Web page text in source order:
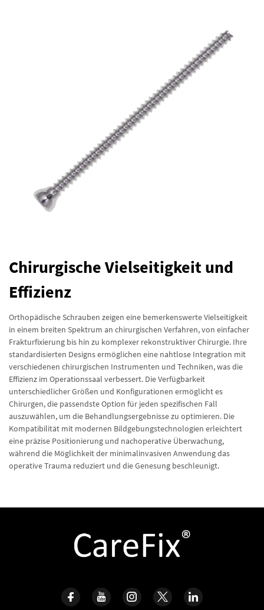
Chirurgische Vielseitigkeit und
Effizienz
Orthopädische Schrauben zeigen eine bemerkenswerte Vielseitigkeit
in einem breiten Spektrum an chirurgischen Verfahren, von einfacher
Frakturfixierung bis hin zu komplexer rekonstruktiver Chirurgie. Ihre
standardisierten Designs ermöglichen eine nahtlose Integration mit
verschiedenen chirurgischen Instrumenten und Techniken, was die
Effizienz im Operationssaal verbessert. Die Verfügbarkeit
unterschiedlicher Größen und Konfigurationen ermöglicht es
Chirurgen, die passendste Option für jeden spezifischen Fall
auszuwählen, um die Behandlungsergebnisse zu optimieren. Die
Kompatibilität mit modernen Bildgebungstechnologien erleichtert
eine präzise Positionierung und nachoperative Überwachung,
während die Möglichkeit der minimalinvasiven Anwendung das
operative Trauma reduziert und die Genesung beschleunigt.